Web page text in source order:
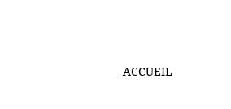
ACCUEIL